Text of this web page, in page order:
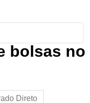
bolsas no
Direto